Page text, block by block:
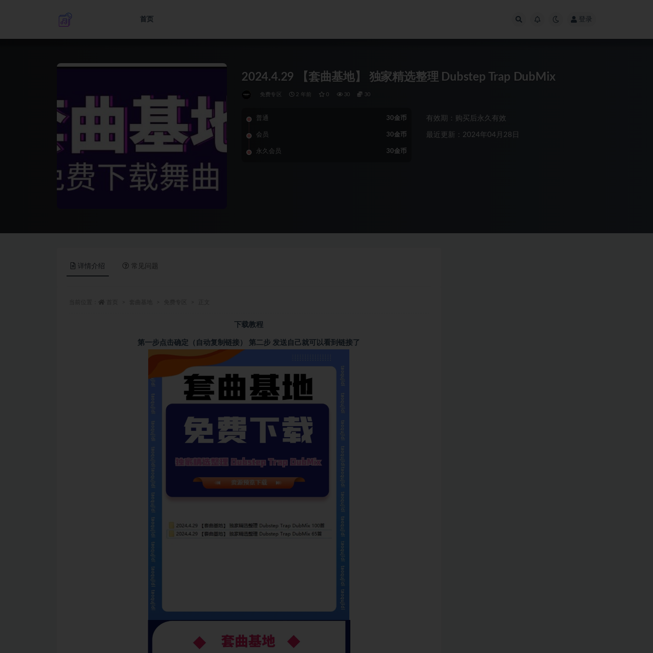
首页 登录
2024.4.29 【套曲基地】 独家精选整理 Dubstep Trap DubMix
免费专区 2 年前 0 30 30
普通 30金币
会员 30金币
永久会员 30金币
有效期：购买后永久有效
最近更新：2024年04月28日
详情介绍 常见问题
下载教程
第一步点击确定（自动复制链接） 第二步 发送自己就可以看到链接了